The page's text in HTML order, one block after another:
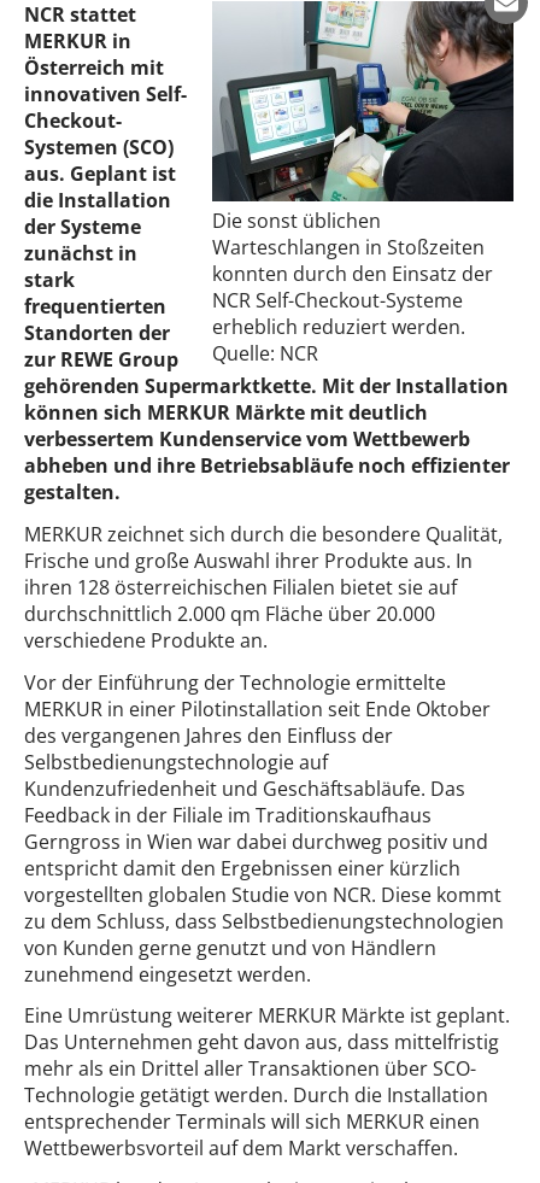
Die sonst üblichen
Warteschlangen in Stoßzeiten
konnten durch den Einsatz der
NCR Self-Checkout-Systeme
erheblich reduziert werden.
Quelle: NCR
NCR stattet
MERKUR in
Österreich mit
innovativen Self-
Checkout-
Systemen (SCO)
aus. Geplant ist
die Installation
der Systeme
zunächst in
stark
frequentierten
Standorten der
zur REWE Group
gehörenden Supermarktkette. Mit der Installation
können sich MERKUR Märkte mit deutlich
verbessertem Kundenservice vom Wettbewerb
abheben und ihre Betriebsabläufe noch effizienter
gestalten.
MERKUR zeichnet sich durch die besondere Qualität,
Frische und große Auswahl ihrer Produkte aus. In
ihren 128 österreichischen Filialen bietet sie auf
durchschnittlich 2.000 qm Fläche über 20.000
verschiedene Produkte an.
Vor der Einführung der Technologie ermittelte
MERKUR in einer Pilotinstallation seit Ende Oktober
des vergangenen Jahres den Einfluss der
Selbstbedienungstechnologie auf
Kundenzufriedenheit und Geschäftsabläufe. Das
Feedback in der Filiale im Traditionskaufhaus
Gerngross in Wien war dabei durchweg positiv und
entspricht damit den Ergebnissen einer kürzlich
vorgestellten globalen Studie von NCR. Diese kommt
zu dem Schluss, dass Selbstbedienungstechnologien
von Kunden gerne genutzt und von Händlern
zunehmend eingesetzt werden.
Eine Umrüstung weiterer MERKUR Märkte ist geplant.
Das Unternehmen geht davon aus, dass mittelfristig
mehr als ein Drittel aller Transaktionen über SCO-
Technologie getätigt werden. Durch die Installation
entsprechender Terminals will sich MERKUR einen
Wettbewerbsvorteil auf dem Markt verschaffen.